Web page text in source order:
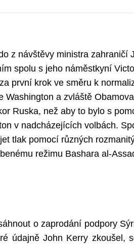
z návštěvy ministra zahraničí
spolu s jeho náměstkyní
první krok ve směru k
Washington a zvláště
Ruska, než aby to bylo s
v nadcházejících volbách.
tlak pomocí různých
režimu Bashara al-
o zaprodání podpory
údajně John Kerry zkoušel,